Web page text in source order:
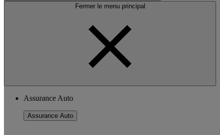
Fermer le menu principal
Assurance Auto
Assurance Auto